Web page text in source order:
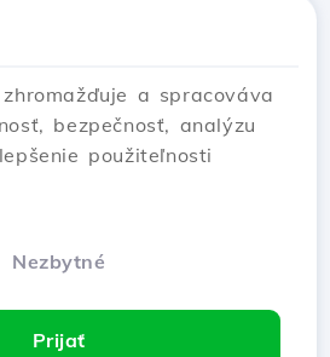
a spracováva
bezpečnosť, analýzu
použiteľnosti
Nezbytné
Prijať